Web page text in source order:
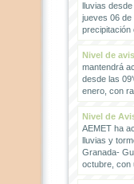
lluvias
jueves 06 de
precipitación
Nivel de
mantendrá
desde las
enero, con
Nivel de
AEMET ha
lluvias y
Granada-
octubre, con